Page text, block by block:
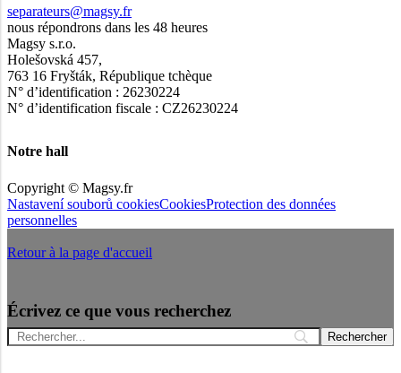
separateurs@magsy.fr
nous répondrons dans les 48 heures
Magsy s.r.o.
Holešovská 457,
763 16 Fryšták, République tchèque
N° d’identification : 26230224
N° d’identification fiscale : CZ26230224
Notre hall
Copyright © Magsy.fr
Nastavení souborů cookiesCookiesProtection des données
personnelles
Retour à la page d'accueil
Écrivez ce que vous recherchez